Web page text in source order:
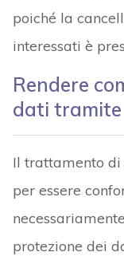
poiché la
interessati è
Rendere
dati tramite
Il trattamento
per essere
protezione dei